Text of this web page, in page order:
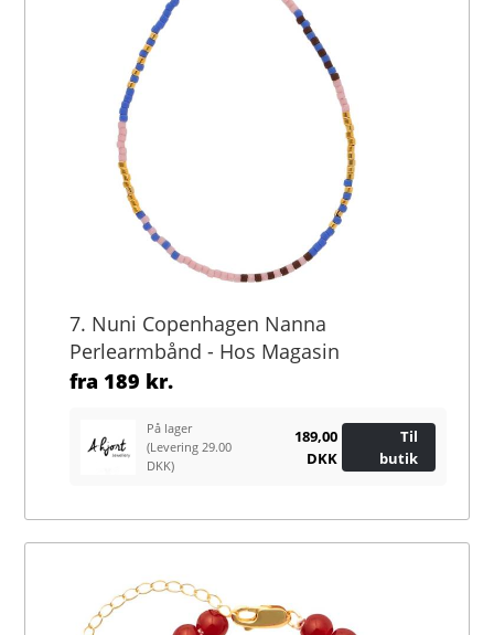
7. Nuni Copenhagen Nanna
Perlearmbånd - Hos Magasin
fra 189 kr.
På lager
(Levering 29.00
DKK)
189,00
DKK
Til
butik